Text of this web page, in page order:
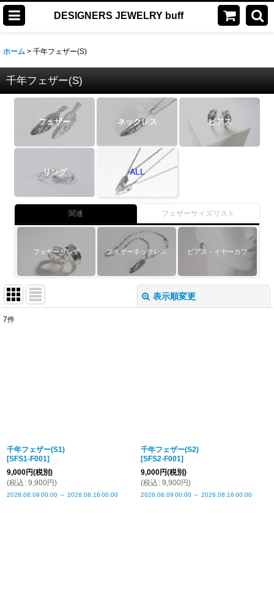
DESIGNERS JEWELRY buff
ホーム > 千年フェザー(S)
千年フェザー(S)
フェザー ネックレス ピアス
リング ALL
関連 フェザーサイズリスト
フェザーリング フェザーネックレス ピアス・イヤーカフ
表示順変更
7件
千年フェザー(S1)
[SFS1-F001]
9,000円(税別)
(税込 : 9,900円)
2026.08.09 00:00 ～ 2026.08.16 00:00
千年フェザー(S2)
[SFS2-F001]
9,000円(税別)
(税込 : 9,900円)
2026.08.09 00:00 ～ 2026.08.16 00:00